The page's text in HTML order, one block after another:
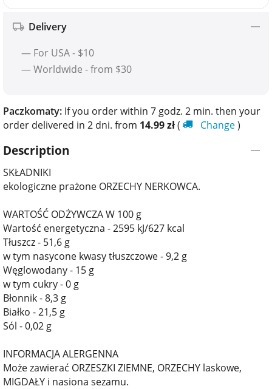
Delivery
— For USA - $10
— Worldwide - from $30
Paczkomaty: If you order within 7 godz. 2 min. then your
order delivered in 2 dni. from 14.99zł( Change)
Description
SKŁADNIKI
ekologiczne prażone ORZECHY NERKOWCA.
WARTOŚĆ ODŻYWCZA W 100 g
Wartość energetyczna - 2595 kJ/627 kcal
Tłuszcz - 51,6 g
w tym nasycone kwasy tłuszczowe - 9,2 g
Węglowodany - 15 g
w tym cukry - 0 g
Błonnik - 8,3 g
Białko - 21,5 g
Sól - 0,02 g
INFORMACJA ALERGENNA
Może zawierać ORZESZKI ZIEMNE, ORZECHY laskowe,
MIGDAŁY i nasiona sezamu.